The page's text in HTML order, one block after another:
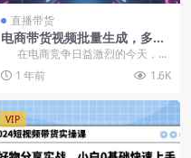
直播带货
电商带货视频批量生成，多混
剪技巧助力推荐流量
在电商竞争日益激烈的今天，带
货视频成为了吸引顾客、提升销量
的重要手段...
1 年前 1.6K
VIP